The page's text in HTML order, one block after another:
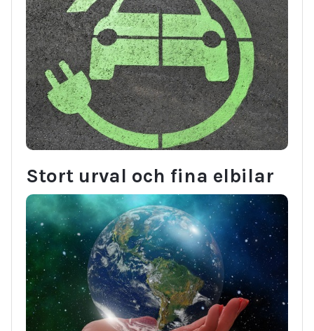
Stort urval och fina elbilar